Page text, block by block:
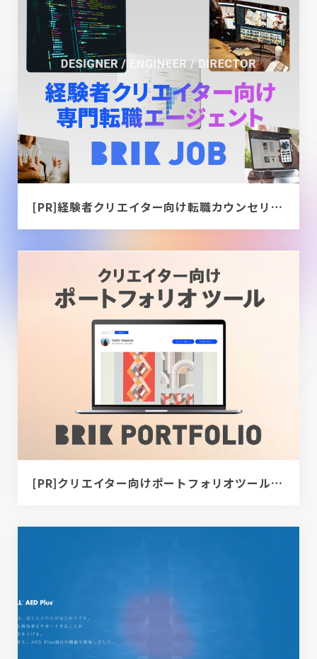
[PR]経験者クリエイター向け転職カウンセリング｜デザイナー / ディレクター / エンジニア
[PR]クリエイター向けポートフォリオツール｜BRIK PORTFOLIO